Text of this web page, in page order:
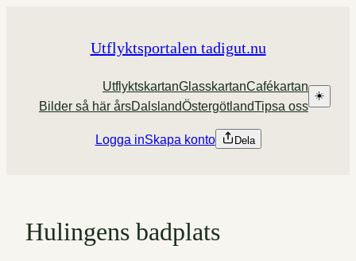
Utflyktsportalen tadigut.nu
UtflyktskartanGlasskartanCafékartan
Bilder så här årsDalslandÖstergötlandTipsa oss
☀️
Logga inSkapa konto Dela
Hulingens badplats